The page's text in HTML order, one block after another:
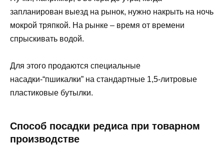
запланирован выезд на рынок, нужно накрыть на ночь
мокрой тряпкой. На рынке – время от времени
спрыскивать водой.
Для этого продаются специальные
насадки-“пшикалки” на стандартные 1,5-литровые
пластиковые бутылки.
Способ посадки редиса при товарном
производстве